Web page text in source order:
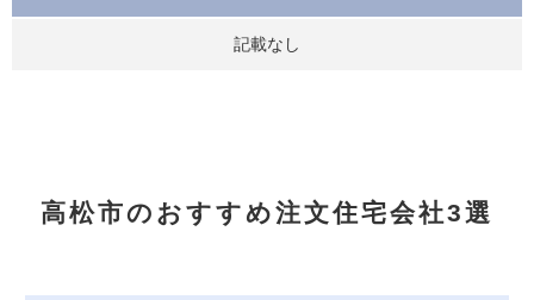
記載なし
高松市のおすすめ注文住宅会社3選